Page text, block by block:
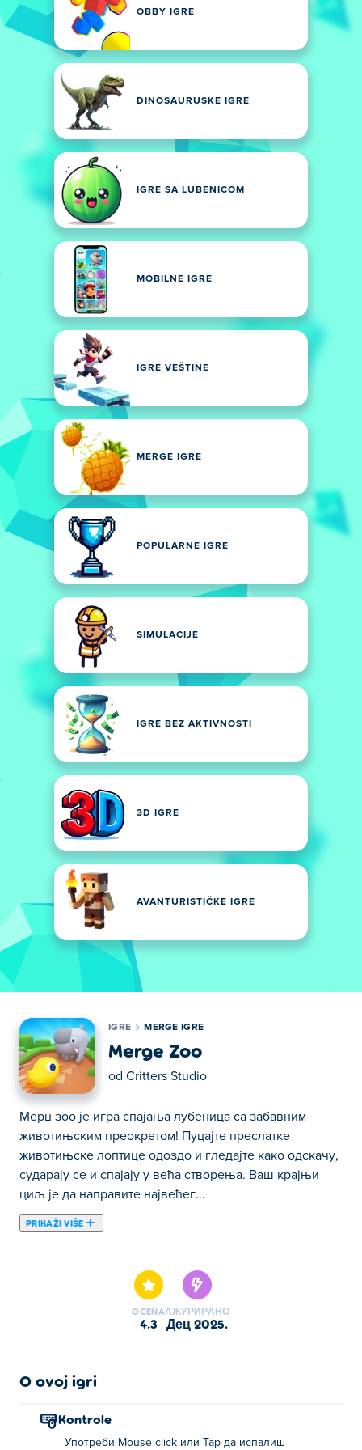
OBBY IGRE
DINOSAURUSKE IGRE
IGRE SA LUBENICOM
MOBILNE IGRE
IGRE VEŠTINE
MERGE IGRE
POPULARNE IGRE
SIMULACIJE
IGRE BEZ AKTIVNOSTI
3D IGRE
AVANTURISTIČKE IGRE
IGRE MERGE IGRE
Merge Zoo
od Critters Studio
Мерџ зоо је игра спајања лубеница са забавним
животињским преокретом! Пуцајте преслатке
животињске лоптице одоздо и гледајте како одскачу,
сударају се и спајају у већа створења. Ваш крајњи
циљ је да направите највећег...
PRIKAŽI VIŠE
животињске лоптице одоздо и гледајте како одскачу,
сударају се и спајају у већа створења. Ваш крајњи
циљ је да направите највећег слона! Али будите
пробити до врха зоолошког врта?
Како играти Мерџ Зоо?
Кликните или додирните да бисте пуцали у
OCENA
4.3
АЖУРИРАНО
дец 2025.
O ovoj igri
Kontrole
Употреби Mouse click или Tap да испалиш